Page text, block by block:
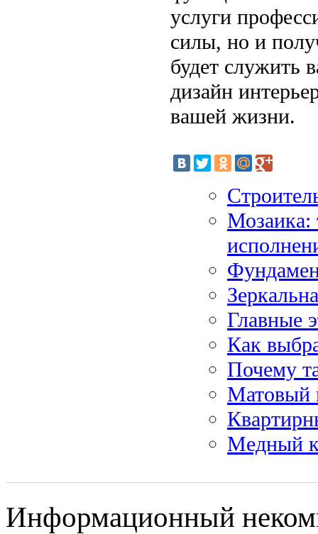
услуги
силы, но и
будет служить
дизайн
вашей жизни.
Мозаика:
Главные
Как
Почему
Матовый
Медный
Информационный